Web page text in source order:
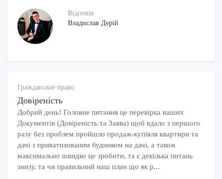
Відповів
Владислав Дерій
Гражданское право
Довіреність
Добрий день! Головне питання це перевірка наших
Документів (Довіреність та Заява) щоб вдало з першого
разу без проблем пройшло продаж-купівля квартири та
дачі з приватизованим будинком на дачі, а також
максимально швидко це зробити, та є декілька питань
знизу. та чи правильний наш план що як р...